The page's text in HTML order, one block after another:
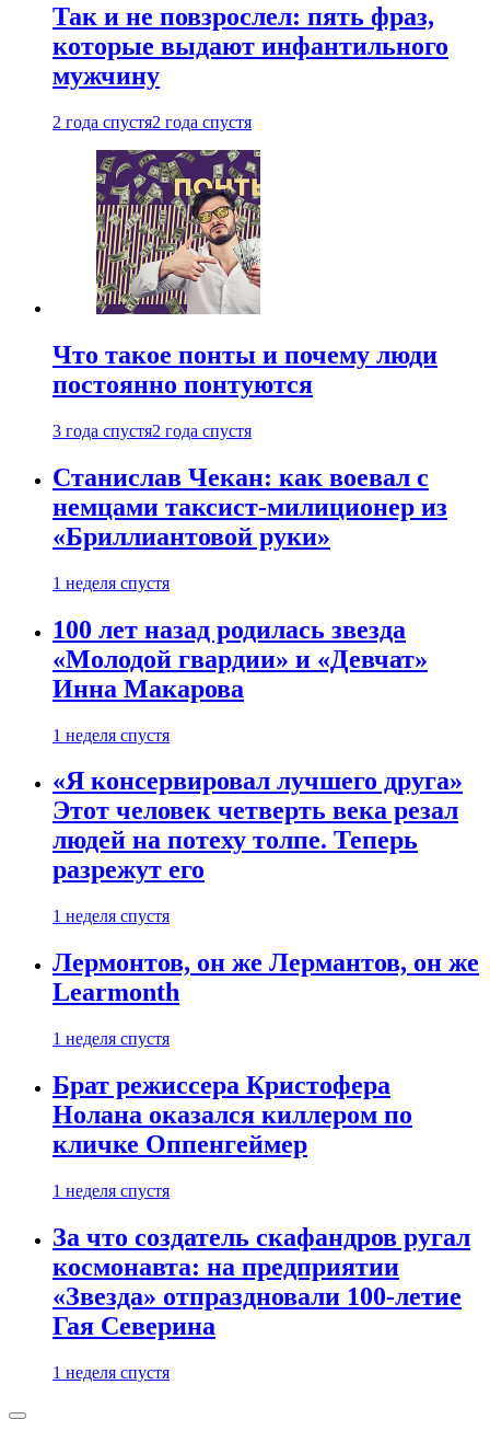
Так и не повзрослел: пять фраз,
которые выдают инфантильного
мужчину
2 года спустя2 года спустя
Что такое понты и почему люди
постоянно понтуются
3 года спустя2 года спустя
Станислав Чекан: как воевал с
немцами таксист-милиционер из
«Бриллиантовой руки»
1 неделя спустя
100 лет назад родилась звезда
«Молодой гвардии» и «Девчат»
Инна Макарова
1 неделя спустя
«Я консервировал лучшего друга»
Этот человек четверть века резал
людей на потеху толпе. Теперь
разрежут его
1 неделя спустя
Лермонтов, он же Лермантов, он же
Learmonth
1 неделя спустя
Брат режиссера Кристофера
Нолана оказался киллером по
кличке Оппенгеймер
1 неделя спустя
За что создатель скафандров ругал
космонавта: на предприятии
«Звезда» отпраздновали 100-летие
Гая Северина
1 неделя спустя